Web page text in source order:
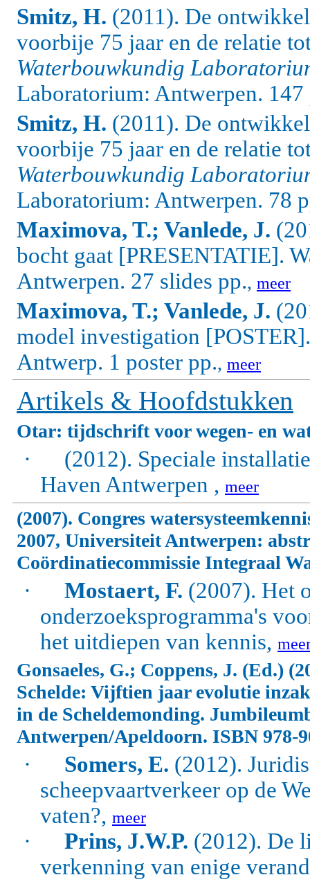
Smitz, H. (2011). De
voorbije 75 jaar en de relatie
Waterbouwkundig
Laboratorium: Antwerpen. 147
Smitz, H. (2011). De
voorbije 75 jaar en de relatie
Waterbouwkundig
Laboratorium: Antwerpen. 78
Maximova, T.; Vanlede, J.
bocht gaat [PRESENTATIE].
Antwerpen. 27 slides pp., meer
Maximova, T.; Vanlede, J.
model investigation
Antwerp. 1 poster pp., meer
Artikels & Hoofdstukken
Otar: tijdschrift voor wegen- en
·
(2012). Speciale
Haven Antwerpen , meer
(2007). Congres
2007, Universiteit Antwerpen:
Coördinatiecommissie Integraal
· Mostaert, F. (2007). Het
onderzoeksprogramma's
het uitdiepen van kennis,
Gonsaeles, G.; Coppens, J. (Ed.)
Schelde: Vijftien jaar evolutie
in de Scheldemonding.
Antwerpen/Apeldoorn. ISBN 978-
· Somers, E. (2012).
scheepvaartverkeer op de
vaten?, meer
· Prins, J.W.P. (2012). De
verkenning van enige